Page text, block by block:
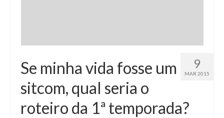
9
MAR 2015
Se minha vida fosse um
sitcom, qual seria o
roteiro da 1ª temporada?